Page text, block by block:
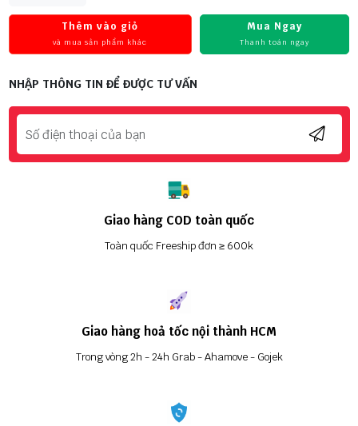
Thêm vào giỏ
và mua sản phẩm khác
Mua Ngay
Thanh toán ngay
NHẬP THÔNG TIN ĐỂ ĐƯỢC TƯ VẤN
Giao hàng COD toàn quốc
Toàn quốc Freeship đơn ≥ 600k
Giao hàng hoả tốc nội thành HCM
Trong vòng 2h - 24h Grab - Ahamove - Gojek